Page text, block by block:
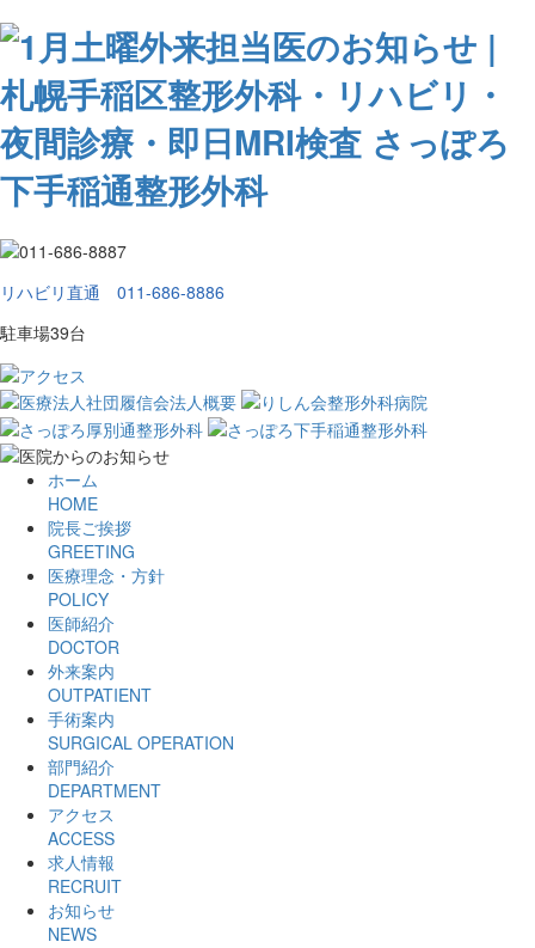
リハビリ直通 011-686-8886
駐車場39台
ホーム
HOME
院長ご挨拶
GREETING
医療理念・方針
POLICY
医師紹介
DOCTOR
外来案内
OUTPATIENT
手術案内
SURGICAL OPERATION
部門紹介
DEPARTMENT
アクセス
ACCESS
求人情報
RECRUIT
お知らせ
NEWS